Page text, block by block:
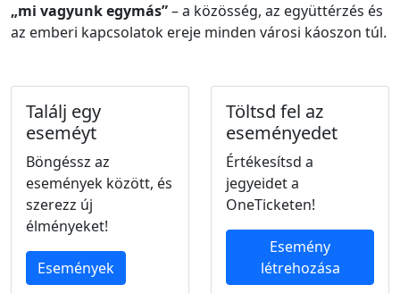
„mi vagyunk egymás”– a közösség, az együttérzés és
az emberi kapcsolatok ereje minden városi káoszon túl.
Találj egy
eseméyt
Böngéssz az
események között, és
szerezz új
élményeket!
Események
Töltsd fel az
eseményedet
Értékesítsd a
jegyeidet a
OneTicketen!
Esemény
létrehozása